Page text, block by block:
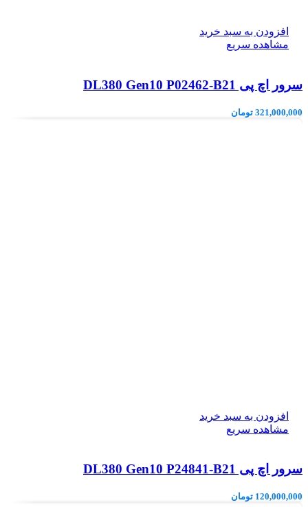
افزودن به سبد خرید
مشاهده سریع
سرور اچ پی DL380 Gen10 P02462-B21
321,000,000 تومان
افزودن به سبد خرید
مشاهده سریع
سرور اچ پی DL380 Gen10 P24841-B21
120,000,000 تومان